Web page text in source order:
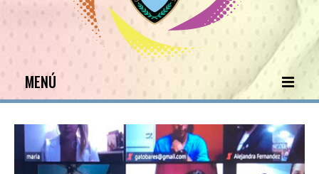
MENÚ
INICIO
INSTITUCIONAL